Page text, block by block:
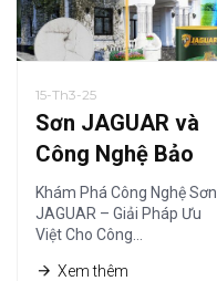
15-Th3-25
Sơn JAGUAR và
Công Nghệ Bảo
Vệ – Giải Pháp Tối
Ưu
Khám Phá Công Nghệ Sơn
JAGUAR – Giải Pháp Ưu
Việt Cho Công…
Xem thêm